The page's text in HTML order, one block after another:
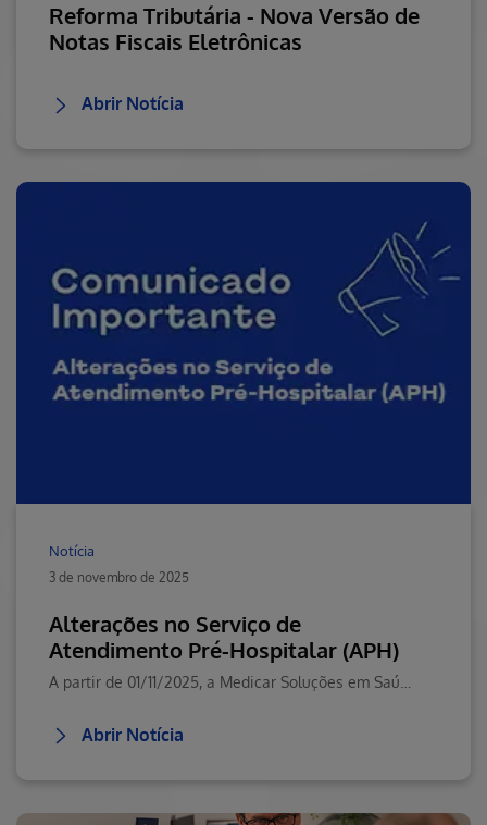
Reforma Tributária - Nova Versão de
Notas Fiscais Eletrônicas
Abrir Notícia
Notícia
3 de novembro de 2025
Alterações no Serviço de
Atendimento Pré-Hospitalar (APH)
Abrir Notícia